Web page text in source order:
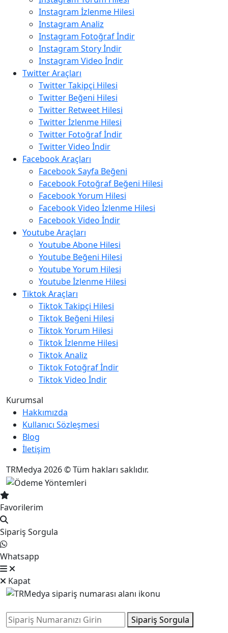
Instagram İzlenme Hilesi
Instagram Analiz
Instagram Fotoğraf İndir
Instagram Story İndir
Instagram Video İndir
Twitter Araçları
Twitter Takipçi Hilesi
Twitter Beğeni Hilesi
Twitter Retweet Hilesi
Twitter İzlenme Hilesi
Twitter Fotoğraf İndir
Twitter Video İndir
Facebook Araçları
Facebook Sayfa Beğeni
Facebook Fotoğraf Beğeni Hilesi
Facebook Yorum Hilesi
Facebook Video İzlenme Hilesi
Facebook Video İndir
Youtube Araçları
Youtube Abone Hilesi
Youtube Beğeni Hilesi
Youtube Yorum Hilesi
Youtube İzlenme Hilesi
Tiktok Araçları
Tiktok Takipçi Hilesi
Tiktok Beğeni Hilesi
Tiktok Yorum Hilesi
Tiktok İzlenme Hilesi
Tiktok Analiz
Tiktok Fotoğraf İndir
Tiktok Video İndir
Kurumsal
Hakkımızda
Kullanıcı Sözleşmesi
Blog
İletişim
TRMedya 2026 © Tüm hakları saklıdır.
Favorilerim
Sipariş Sorgula
Whatsapp
Kapat
Sipariş Sorgula